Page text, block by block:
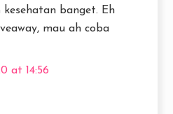
banget. Eh
mau ah coba
at 14:56